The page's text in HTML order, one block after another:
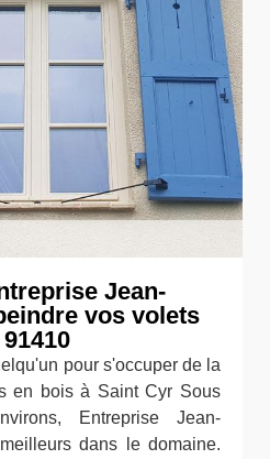
Jean-
vos volets
pour s'occuper de la
en bois à Saint Cyr Sous
Entreprise Jean-
dans le domaine.